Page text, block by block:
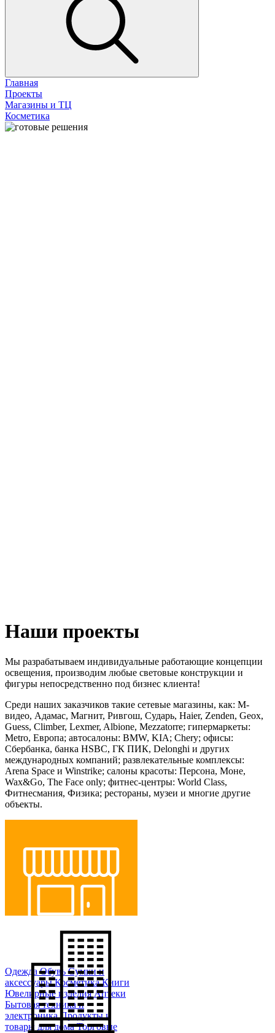
Главная
Проекты
Магазины и ТЦ
Косметика
Наши проекты
Мы разрабатываем индивидуальные работающие концепции
освещения, производим любые световые конструкции и
фигуры непосредственно под бизнес клиента!
Среди наших заказчиков такие сетевые магазины, как: М-
видео, Адамас, Магнит, Ривгош, Сударь, Haier, Zenden, Geox,
Guess, Climber, Lexmer, Albione, Mezzatorre; гипермаркеты:
Metro, Европа; автосалоны: BMW, KIA; Chery; офисы:
Сбербанка, банка HSBC, ГК ПИК, Delonghi и других
международных компаний; развлекательные комплексы:
Arena Space и Winstrike; салоны красоты: Персона, Моне,
Wax&Go, The Face only; фитнес-центры: World Class,
Фитнесмания, Физика; рестораны, музеи и многие другие
объекты.
Магазины и ТЦ
ОдеждаОбувьСумки и
аксессуарыКосметикаКниги
Ювелирные изделияАптеки
Бытовая техника и
электроника Продукты и
товары для домаТорговые